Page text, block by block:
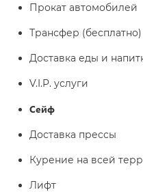
Прокат автомобилей
Трансфер (бесплатно)
Доставка еды и
V.I.P. услуги
Сейф
Доставка прессы
Курение на всей
Лифт